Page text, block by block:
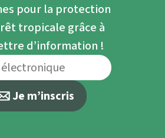
pour la protection
tropicale grâce à
d’information !
Je m’inscris